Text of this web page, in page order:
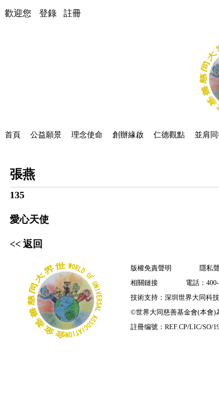
歡迎您 登錄 註冊
首頁 公益願景 理念使命 創辦緣啟 仁德觀點 並肩
張燕
135
愛心天使
<< 返回
版權免責聲明
隱私
相關鏈接
電話：
技術支持：深圳世界大同科
©世界大同慈善基金會(本會)
註冊编號：REF.CP/LIC/SO/